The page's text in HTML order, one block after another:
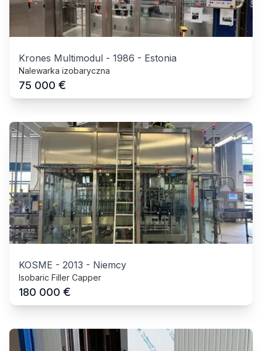
Krones Multimodul - 1986 - Estonia
Nalewarka izobaryczna
75 000 €
KOSME - 2013 - Niemcy
Isobaric Filler Capper
180 000 €